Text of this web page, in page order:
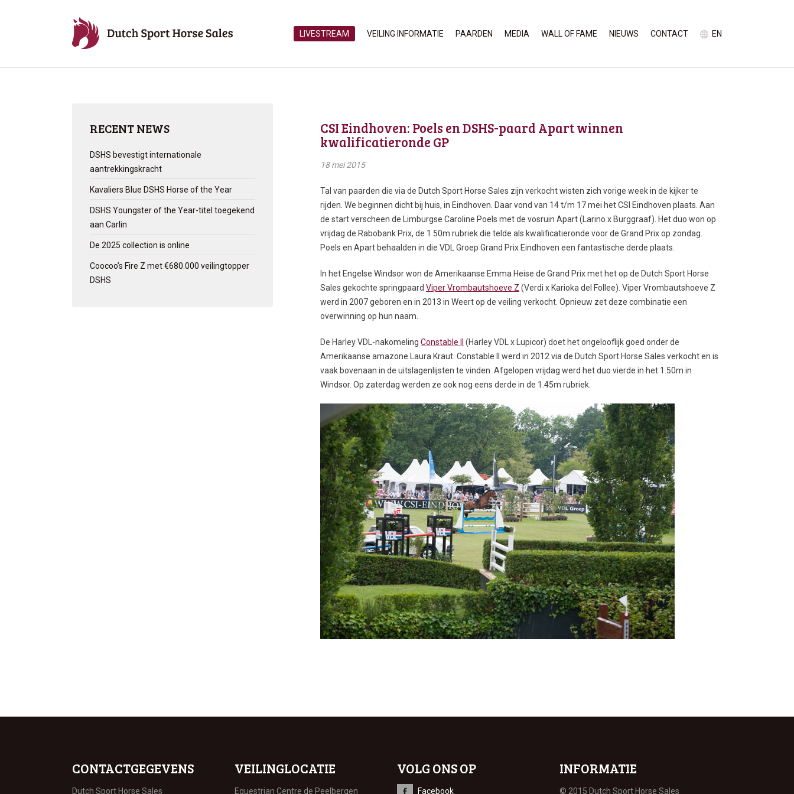
LIVESTREAM VEILING INFORMATIE PAARDEN MEDIA WALL OF FAME NIEUWS CONTACT EN
RECENT NEWS
DSHS bevestigt internationale
aantrekkingskracht
Kavaliers Blue DSHS Horse of the Year
DSHS Youngster of the Year-titel toegekend
aan Carlin
De 2025 collection is online
Coocoo’s Fire Z met €680.000 veilingtopper
DSHS
CSI Eindhoven: Poels en DSHS-paard Apart winnen
kwalificatieronde GP
18 mei 2015
Tal van paarden die via de Dutch Sport Horse Sales zijn verkocht wisten zich vorige week in de kijker te
rijden. We beginnen dicht bij huis, in Eindhoven. Daar vond van 14 t/m 17 mei het CSI Eindhoven plaats. Aan
de start verscheen de Limburgse Caroline Poels met de vosruin Apart (Larino x Burggraaf). Het duo won op
vrijdag de Rabobank Prix, de 1.50m rubriek die telde als kwalificatieronde voor de Grand Prix op zondag.
Poels en Apart behaalden in die VDL Groep Grand Prix Eindhoven een fantastische derde plaats.
In het Engelse Windsor won de Amerikaanse Emma Heise de Grand Prix met het op de Dutch Sport Horse
Sales gekochte springpaard Viper Vrombautshoeve Z (Verdi x Karioka del Follee). Viper Vrombautshoeve Z
werd in 2007 geboren en in 2013 in Weert op de veiling verkocht. Opnieuw zet deze combinatie een
overwinning op hun naam.
De Harley VDL-nakomeling Constable II
(Harley VDL x Lupicor) doet het ongelooflijk goed onder de
Amerikaanse amazone Laura Kraut. Constable II werd in 2012 via de Dutch Sport Horse Sales verkocht en is
vaak bovenaan in de uitslagenlijsten te vinden. Afgelopen vrijdag werd het duo vierde in het 1.50m in
Windsor. Op zaterdag werden ze ook nog eens derde in de 1.45m rubriek.
CONTACTGEGEVENS
Dutch Sport Horse Sales
VEILINGLOCATIE
Equestrian Centre de Peelbergen
VOLG ONS OP
Facebook
INFORMATIE
© 2015 Dutch Sport Horse Sales